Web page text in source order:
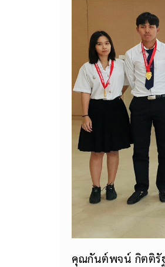
คุณกันต์พจน์ กิตติรั